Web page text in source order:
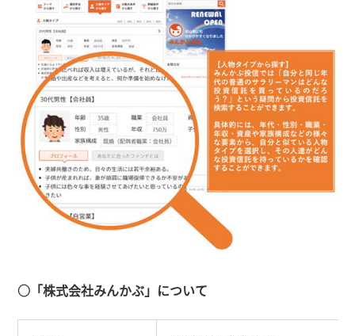
○「株式会社みんかぶ」について